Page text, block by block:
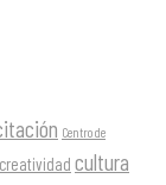
Centro de
creatividad cultura